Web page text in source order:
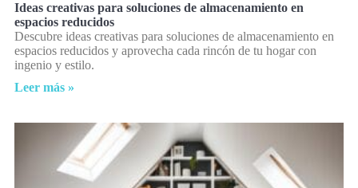
Ideas creativas para soluciones de almacenamiento en
espacios reducidos
Descubre ideas creativas para soluciones de almacenamiento en
espacios reducidos y aprovecha cada rincón de tu hogar con
ingenio y estilo.
Leer más »